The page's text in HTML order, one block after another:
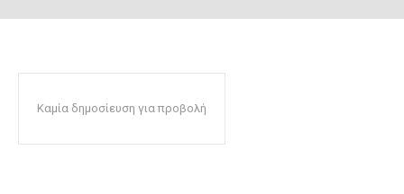
Καμία δημοσίευση για προβολή